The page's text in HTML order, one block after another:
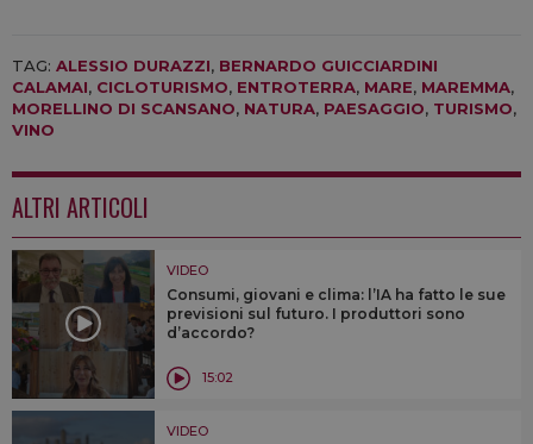
TAG: ALESSIO DURAZZI, BERNARDO GUICCIARDINI
CALAMAI, CICLOTURISMO, ENTROTERRA, MARE, MAREMMA,
MORELLINO DI SCANSANO, NATURA, PAESAGGIO, TURISMO,
VINO
ALTRI ARTICOLI
VIDEO
Consumi, giovani e clima: l’IA ha fatto le sue
previsioni sul futuro. I produttori sono
d’accordo?
15:02
VIDEO